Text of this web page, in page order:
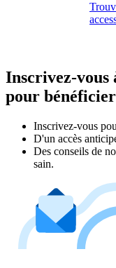
Inscrivez-vous
pour
Inscrivez‑vous
D'un accès
Des conseils de
sain.